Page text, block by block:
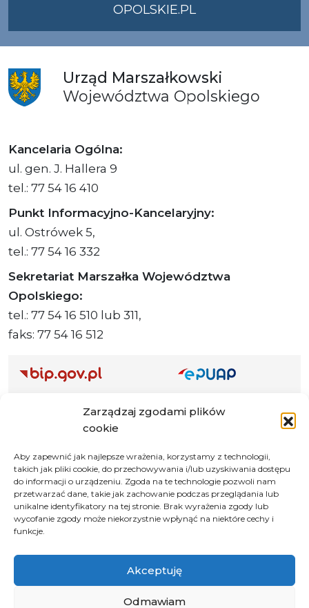
Zarządzaj zgodami plików
cookie
Aby zapewnić jak najlepsze wrażenia, korzystamy z technologii,
takich jak pliki cookie, do przechowywania i/lub uzyskiwania dostępu
do informacji o urządzeniu. Zgoda na te technologie pozwoli nam
przetwarzać dane, takie jak zachowanie podczas przeglądania lub
unikalne identyfikatory na tej stronie. Brak wyrażenia zgody lub
wycofanie zgody może niekorzystnie wpłynąć na niektóre cechy i
funkcje.
Akceptuję
Odmawiam
OPOLSKIE.PL
Urząd Marszałkowski
Województwa Opolskiego
Kancelaria Ogólna:
ul. gen. J. Hallera 9
tel.: 77 54 16 410
Punkt Informacyjno-Kancelaryjny:
ul. Ostrówek 5,
tel.: 77 54 16 332
Sekretariat Marszałka Województwa
Opolskiego:
tel.: 77 54 16 510 lub 311,
faks: 77 54 16 512
Adres do e-Doręczeń
Polityka prywatności
Klauzula informacyjna RODO
Instrukcja obsługi BIP